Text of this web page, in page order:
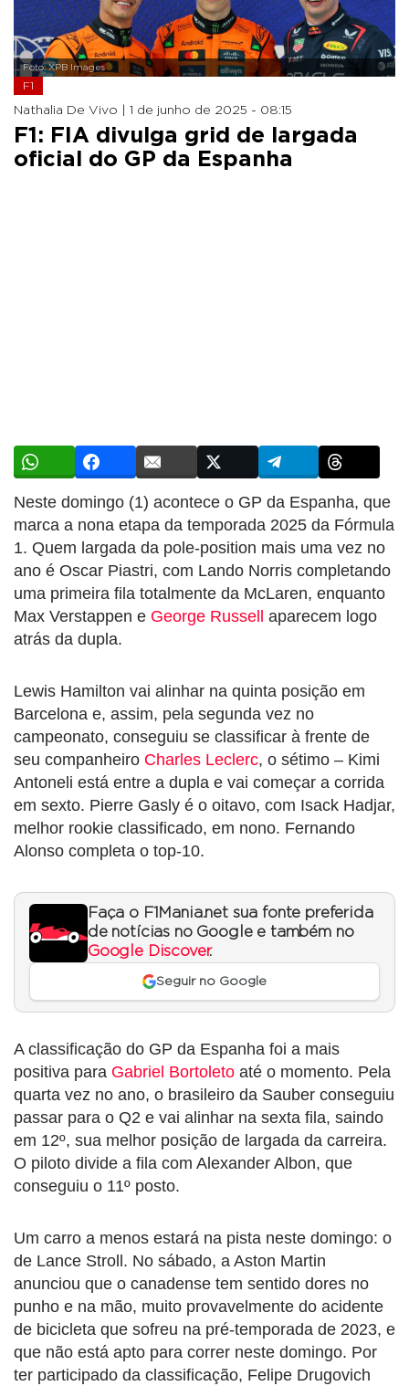
Foto: XPB Images
F1
Nathalia De Vivo | 1 de junho de 2025 - 08:15
F1: FIA divulga grid de largada
oficial do GP da Espanha
Neste domingo (1) acontece o GP da Espanha, que
marca a nona etapa da temporada 2025 da Fórmula
1. Quem largada da pole-position mais uma vez no
ano é Oscar Piastri, com Lando Norris completando
uma primeira fila totalmente da McLaren, enquanto
Max Verstappen e George Russell aparecem logo
atrás da dupla.
Lewis Hamilton vai alinhar na quinta posição em
Barcelona e, assim, pela segunda vez no
campeonato, conseguiu se classificar à frente de
seu companheiro Charles Leclerc, o sétimo – Kimi
Antoneli está entre a dupla e vai começar a corrida
em sexto. Pierre Gasly é o oitavo, com Isack Hadjar,
melhor rookie classificado, em nono. Fernando
Alonso completa o top-10.
Faça o F1Mania.net sua fonte preferida
de notícias no Google e também no
Google Discover.
Seguir no Google
A classificação do GP da Espanha foi a mais
positiva para Gabriel Bortoleto até o momento. Pela
quarta vez no ano, o brasileiro da Sauber conseguiu
passar para o Q2 e vai alinhar na sexta fila, saindo
em 12º, sua melhor posição de largada da carreira.
O piloto divide a fila com Alexander Albon, que
conseguiu o 11º posto.
Um carro a menos estará na pista neste domingo: o
de Lance Stroll. No sábado, a Aston Martin
anunciou que o canadense tem sentido dores no
punho e na mão, muito provavelmente do acidente
de bicicleta que sofreu na pré-temporada de 2023, e
que não está apto para correr neste domingo. Por
ter participado da classificação, Felipe Drugovich